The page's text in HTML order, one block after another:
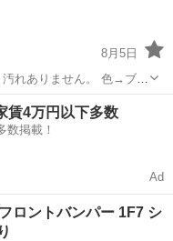
8月5日
れありません。 色→ブラ
テリア
賃4万円以下多数
数掲載！
Ad
ントバンパー 1F7 シ